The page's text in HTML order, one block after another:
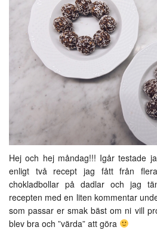
Hej och hej måndag!!! Igår testade
enligt två recept jag fått från
chokladbollar på dadlar och jag
recepten med en liten kommentar
som passar er smak bäst om ni vill
blev bra och ”värda” att göra